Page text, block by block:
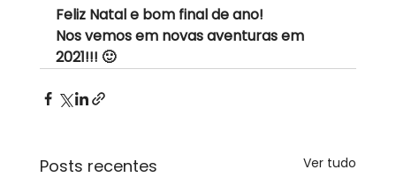
Feliz Natal e bom final de ano!
Nos vemos em novas aventuras em
2021!!! 🙂
Posts recentes Ver tudo